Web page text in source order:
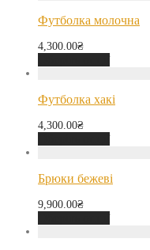
Футболка молочна
4,300.00₴
Футболка хакі
4,300.00₴
Брюки бежеві
9,900.00₴